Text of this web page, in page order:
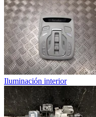
Iluminación interior